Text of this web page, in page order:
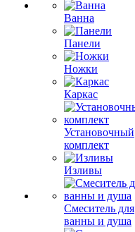
Ванна
Панели
Ножки
Каркас
Установочный
комплект
Изливы
Смеситель для
ванны и душа